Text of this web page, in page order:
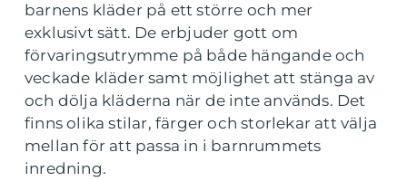
barnens kläder på ett större och mer
exklusivt sätt. De erbjuder gott om
förvaringsutrymme på både hängande och
veckade kläder samt möjlighet att stänga av
och dölja kläderna när de inte används. Det
finns olika stilar, färger och storlekar att välja
mellan för att passa in i barnrummets
inredning.